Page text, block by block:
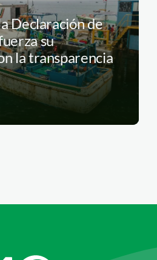
Declaración de
su
la transparencia